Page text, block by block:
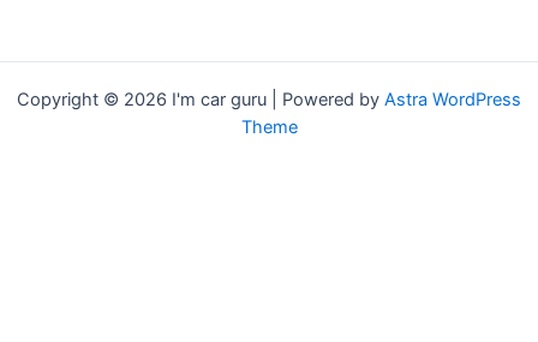
Copyright © 2026 I'm car guru | Powered by Astra WordPress
Theme